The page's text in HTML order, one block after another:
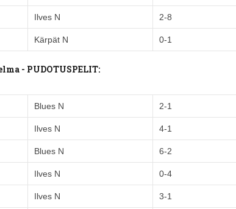
Ilves N 2-8
Kärpät N 0-1
- PUDOTUSPELIT:
Blues N 2-1
Ilves N 4-1
Blues N 6-2
Ilves N 0-4
Ilves N 3-1